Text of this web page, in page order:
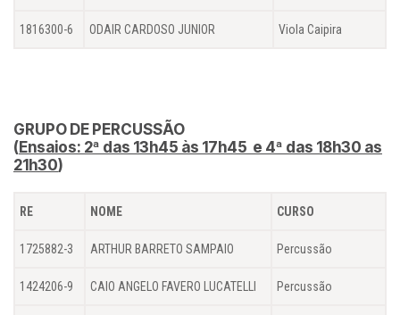
1816300-6 ODAIR CARDOSO JUNIOR Viola Caipira
GRUPO DE PERCUSSÃO
( Ensaios: 2ª das 13h45 às 17h45 e 4ª das 18h30 as
21h30)
RE NOME CURSO
1725882-3 ARTHUR BARRETO SAMPAIO Percussão
1424206-9 CAIO ANGELO FAVERO LUCATELLI Percussão